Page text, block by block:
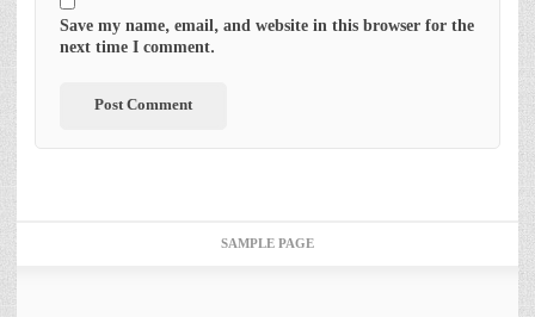
Save my name, email, and website in this browser for the
next time I comment.
SAMPLE PAGE